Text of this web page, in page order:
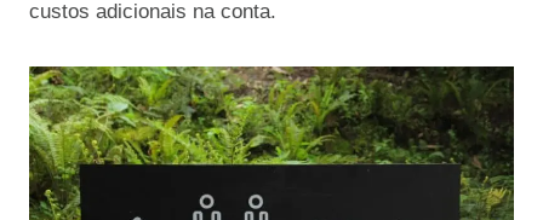
custos adicionais na conta.